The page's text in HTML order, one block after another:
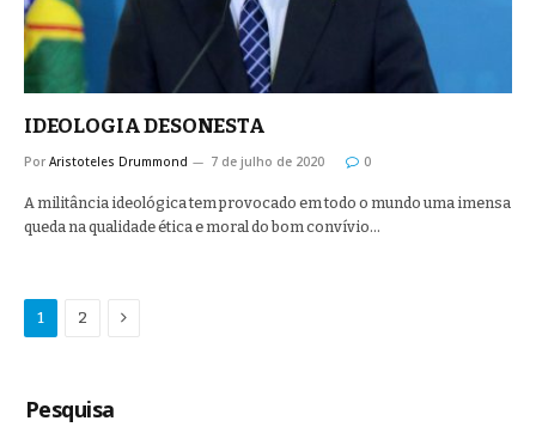
IDEOLOGIA DESONESTA
Por Aristoteles Drummond 7 de julho de 2020 0
A militância ideológica tem provocado em todo o mundo uma imensa
queda na qualidade ética e moral do bom convívio…
1 2 Proximo
Pesquisa